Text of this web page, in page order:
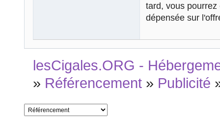
tard, vous
dépensée sur
lesCigales.ORG -
» Référencement » Publicité